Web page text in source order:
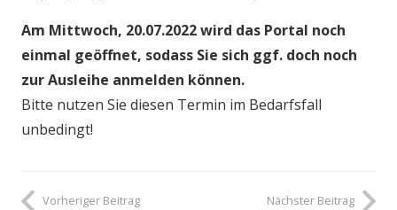
Am Mittwoch, 20.07.2022 wird das Portal noch
einmal geöffnet, sodass Sie sich ggf. doch noch
zur Ausleihe anmelden können.
Bitte nutzen Sie diesen Termin im Bedarfsfall
unbedingt!
Vorheriger Beitrag Nächster Beitrag